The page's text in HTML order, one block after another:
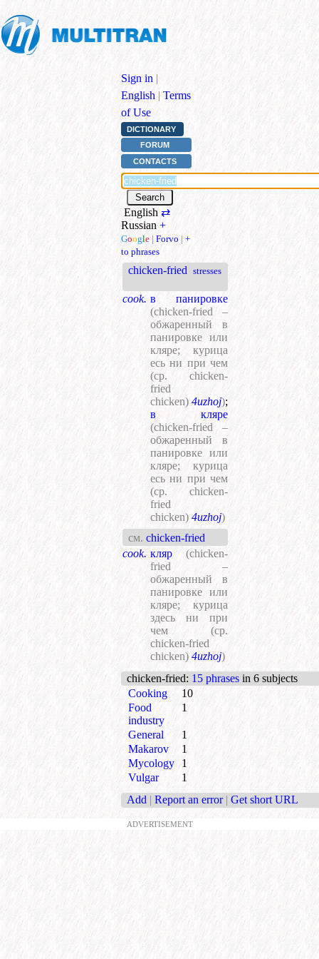
Sign in |
English | Terms
of Use
DICTIONARY
FORUM
CONTACTS
English ⇄
Russian +
Google | Forvo | +
to phrases
chicken-fried stresses
cook. в панировке
(chicken-fried –
обжаренный в
панировке или
кляре; курица
есь ни при чем
(ср. chicken-
fried
chicken) 4uzhoj);
в кляре
(chicken-fried –
обжаренный в
панировке или
кляре; курица
есь ни при чем
(ср. chicken-
fried
chicken) 4uzhoj)
см. chicken-fried
cook. кляр
(chicken-
fried –
обжаренный в
панировке или
кляре; курица
здесь ни при
чем (ср.
chicken-fried
chicken) 4uzhoj)
chicken-fried: 15 phrases in 6 subjects
Cooking
10
Food
industry
1
General
1
Makarov
1
Mycology
1
Vulgar
1
Add | Report an error | Get short URL
ADVERTISEMENT